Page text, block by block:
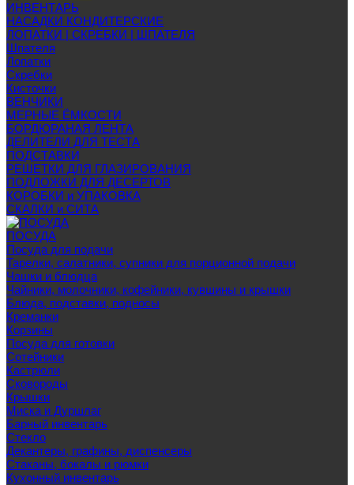
ИНВЕНТАРЬ
НАСАДКИ КОНДИТЕРСКИЕ
ЛОПАТКИ | СКРЕБКИ | ШПАТЕЛЯ
Шпателя
Лопатки
Скребки
Кисточки
ВЕНЧИКИ
МЕРНЫЕ ЁМКОСТИ
БОРДЮРАНАЯ ЛЕНТА
ДЕЛИТЕЛИ ДЛЯ ТЕСТА
ПОДСТАВКИ
РЕШЕТКИ ДЛЯ ГЛАЗИРОВАНИЯ
ПОДЛОЖКИ ДЛЯ ДЕСЕРТОВ
КОРОБКИ и УПАКОВКА
СКАЛКИ и СИТА
ПОСУДА
Посуда для подачи
Тарелки, салатники, супники для порционной подачи
Чашки и блюдца
Чайники, молочники, кофейники, кувшины и крышки
Блюда, подставки, подносы
Креманки
Корзины
Посуда для готовки
Сотейники
Кастрюли
Сковороды
Крышки
Миска и Дуршлаг
Барный инвентарь
Стекло
Декантеры, графины, диспенсеры
Стаканы, бокалы и рюмки
Кухонный инвентарь